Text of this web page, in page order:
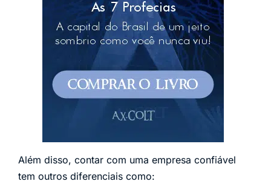
Além disso, contar com uma empresa confiável
tem outros diferenciais como: